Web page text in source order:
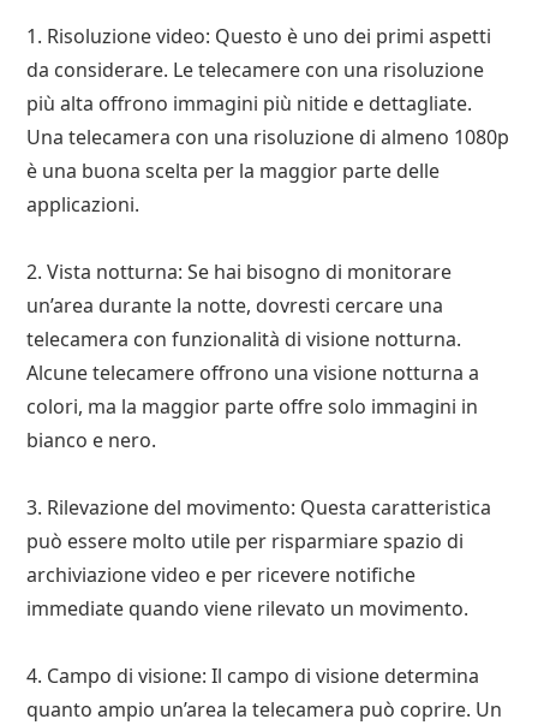
1. Risoluzione video: Questo è uno dei primi aspetti
da considerare. Le telecamere con una risoluzione
più alta offrono immagini più nitide e dettagliate.
Una telecamera con una risoluzione di almeno 1080p
è una buona scelta per la maggior parte delle
applicazioni.
2. Vista notturna: Se hai bisogno di monitorare
un’area durante la notte, dovresti cercare una
telecamera con funzionalità di visione notturna.
Alcune telecamere offrono una visione notturna a
colori, ma la maggior parte offre solo immagini in
bianco e nero.
3. Rilevazione del movimento: Questa caratteristica
può essere molto utile per risparmiare spazio di
archiviazione video e per ricevere notifiche
immediate quando viene rilevato un movimento.
4. Campo di visione: Il campo di visione determina
quanto ampio un’area la telecamera può coprire. Un